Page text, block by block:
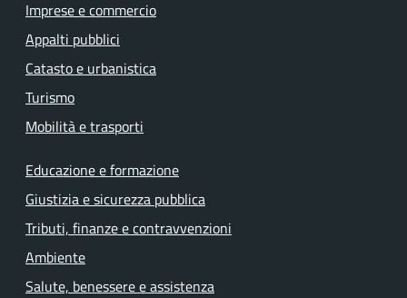
Imprese e commercio
Appalti pubblici
Catasto e urbanistica
Turismo
Mobilità e trasporti
Educazione e formazione
Giustizia e sicurezza pubblica
Tributi, finanze e contravvenzioni
Ambiente
Salute, benessere e assistenza